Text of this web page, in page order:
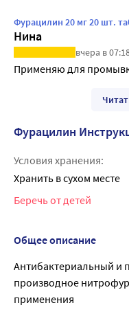
Фурацилин 20 мг 20 шт.
Нина
вчера в
Применяю для
Фурацилин
Условия хранения:
Хранить в сухом месте
Беречь от детей
Общее описание
Антибактериальный и
производное
применения